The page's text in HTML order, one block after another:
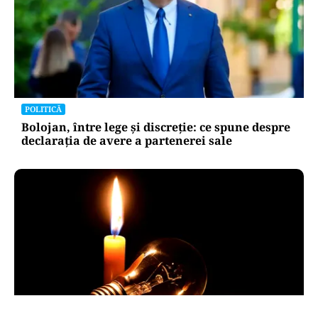
POLITICĂ
Bolojan, între lege și discreție: ce spune despre
declarația de avere a partenerei sale